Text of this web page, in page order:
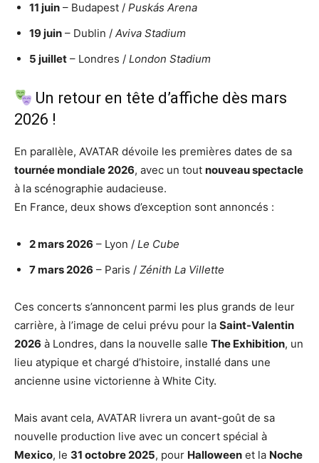
11 juin – Budapest / Puskás Arena
19 juin – Dublin / Aviva Stadium
5 juillet – Londres / London Stadium
Un retour en tête d’affiche dès mars
2026 !
En parallèle, AVATAR dévoile les premières dates de sa
tournée mondiale 2026, avec un tout nouveau spectacle
à la scénographie audacieuse.
En France, deux shows d’exception sont annoncés :
2 mars 2026 – Lyon / Le Cube
7 mars 2026 – Paris / Zénith La Villette
Ces concerts s’annoncent parmi les plus grands de leur
carrière, à l’image de celui prévu pour la Saint-Valentin
2026 à Londres, dans la nouvelle salle The Exhibition, un
lieu atypique et chargé d’histoire, installé dans une
ancienne usine victorienne à White City.
Mais avant cela, AVATAR livrera un avant-goût de sa
nouvelle production live avec un concert spécial à
Mexico, le 31 octobre 2025, pour Halloween et la Noche